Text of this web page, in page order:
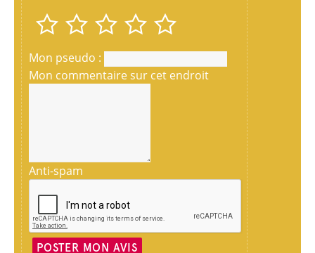
Mon pseudo :
Mon commentaire sur cet endroit
Anti-spam
POSTER MON AVIS